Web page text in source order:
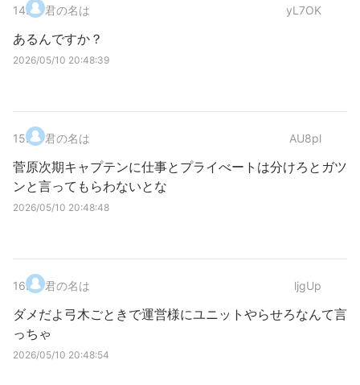
14. 君の名は yL7OK
あるんですか？
2026/05/10 20:48:39
15. 君の名は AU8pl
菅原次期キャプテンに仕事とプライべートは分けろとガツ
ンと言ってもらわないとな
2026/05/10 20:48:48
16. 君の名は ljgUp
ダメだよ弓木ごときで運営様にユニットやらせろなんて言
っちゃ
2026/05/10 20:48:54